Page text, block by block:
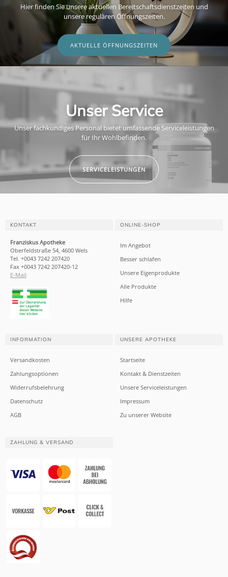
Hier finden Sie unsere aktuellen Bereitschaftsdienstzeiten und
unsere regulären Öffnungszeiten.
AKTUELLE ÖFFNUNGSZEITEN
Unser Service
Unser fachkundiges Personal bietet umfassende Serviceleistungen
für Ihr Wohlbefinden.
SERVICELEISTUNGEN
KONTAKT
Franziskus Apotheke
Oberfeldstraße 54, 4600 Wels
Tel. +0043 7242 207420
Fax +0043 7242 207420-12
E-Mail
ONLINE-SHOP
Im Angebot
Besser schlafen
Unsere Eigenprodukte
Alle Produkte
Hilfe
INFORMATION
Versandkosten
Zahlungsoptionen
Widerrufsbelehrung
Datenschutz
AGB
UNSERE APOTHEKE
Startseite
Kontakt & Dienstzeiten
Unsere Serviceleistungen
Impressum
Zu unserer Website
ZAHLUNG & VERSAND